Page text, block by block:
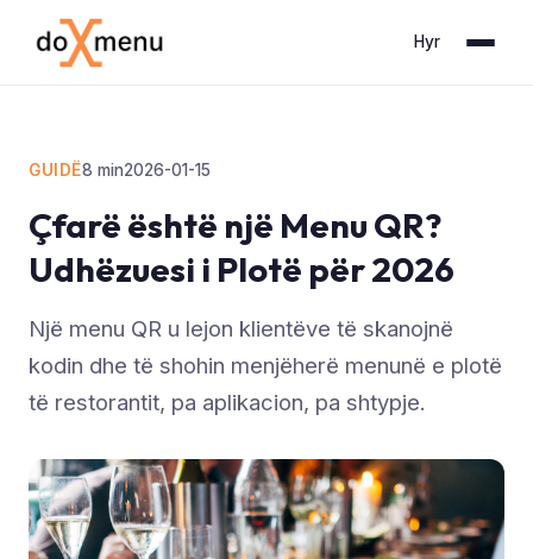
Hyr
GUIDË8 min2026-01-15
Çfarë është një Menu QR?
Udhëzuesi i Plotë për 2026
Një menu QR u lejon klientëve të skanojnë
kodin dhe të shohin menjëherë menunë e plotë
të restorantit, pa aplikacion, pa shtypje.